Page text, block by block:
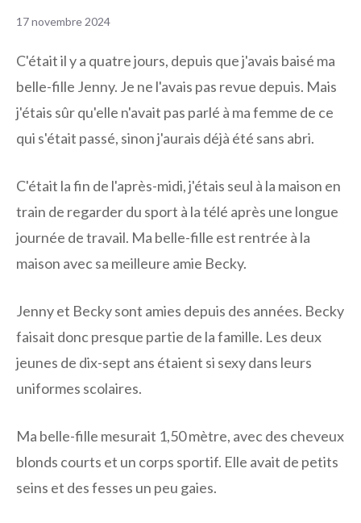
17 novembre 2024
C'était il y a quatre jours, depuis que j'avais baisé ma
belle-fille Jenny. Je ne l'avais pas revue depuis. Mais
j'étais sûr qu'elle n'avait pas parlé à ma femme de ce
qui s'était passé, sinon j'aurais déjà été sans abri.
C'était la fin de l'après-midi, j'étais seul à la maison en
train de regarder du sport à la télé après une longue
journée de travail. Ma belle-fille est rentrée à la
maison avec sa meilleure amie Becky.
Jenny et Becky sont amies depuis des années. Becky
faisait donc presque partie de la famille. Les deux
jeunes de dix-sept ans étaient si sexy dans leurs
uniformes scolaires.
Ma belle-fille mesurait 1,50 mètre, avec des cheveux
blonds courts et un corps sportif. Elle avait de petits
seins et des fesses un peu gaies.